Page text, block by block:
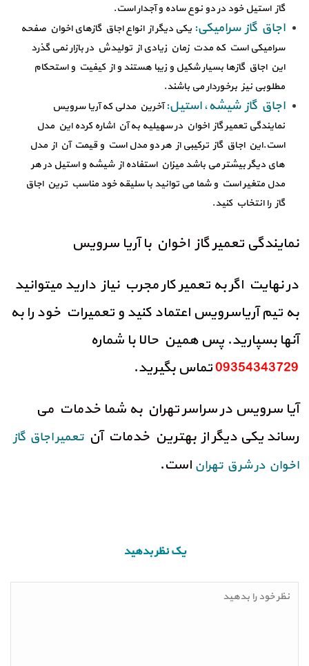
گاز استیل خود در دو نوع ساده و آجدار است.
اجاق گاز سرامیکی: یکی دیگر از انواع اجاق گازهای اخوان صفحه
سرامیکی است که مدت زمان زیادی از تولیدش در بازار نمی گذرد
این اجاق گازها بسیار شکیل و زیبا هستند و از کیفیت و استحکام
مطلوبی نیز برخوردار می باشند.
اجاق گاز شیشه، استیل:آخرین مدلی که آریا سرویس
نمایندگی تعمیر گاز اخوان در سهیلیه به آن اشاره کرده این مدل
است.این اجاق گاز ترکیبی از هر دو مدل است و قیمت آن از مدل
های دیگر بیشتر می باشد میزان استفاده از شیشه و استیل در هر
مدل متغیر است و شما می توانید با سلیقه خود مناسب ترین اجاق
گاز را انتخاب کنید.
نمایندگی تعمیر گاز اخوان با آریا سرویس
در نهایت اگر به تعمیر کار مجرب نیاز دارید میتوانید
به تیم آریاسرویس اعتماد کنید و تعمیرات خود را به
آنها بسپارید. پس همین حالا با شماره
09354343729تماس بگیرید.
آیا سرویس در سراسر تهران به شما خدمات می
رساند یکی دیگر از بهترین خدمات آنتعمیر اجاق گاز
اخوان در شرق تهران است.
یک نظر بدهید